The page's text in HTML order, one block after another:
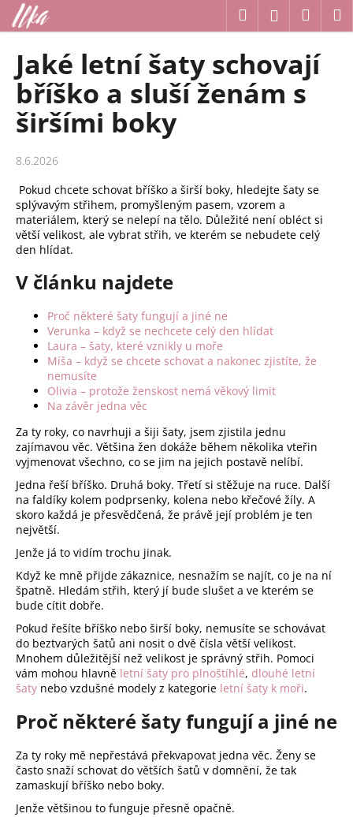
Přejít
na
obsah
Hledat Přihlášení
Jaké letní šaty schovají
bříško a sluší ženám s
širšími boky
8.6.2026
Pokud chcete schovat bříško a širší boky, hledejte šaty se
splývavým střihem, promyšleným pasem, vzorem a
materiálem, který se nelepí na tělo. Důležité není obléct si
větší velikost, ale vybrat střih, ve kterém se nebudete celý
den hlídat.
V článku najdete
Proč některé šaty fungují a jiné ne
Verunka – když se nechcete celý den hlídat
Laura – šaty, které vznikly u moře
Míša – když se chcete schovat a nakonec zjistíte, že
nemusíte
Olivia – protože ženskost nemá věkový limit
Na závěr jedna věc
Za ty roky, co navrhuji a šiji šaty, jsem zjistila jednu
zajímavou věc. Většina žen dokáže během několika vteřin
vyjmenovat všechno, co se jim na jejich postavě nelíbí.
Jedna řeší bříško. Druhá boky. Třetí si stěžuje na ruce. Další
na faldíky kolem podprsenky, kolena nebo křečové žíly. A
skoro každá je přesvědčená, že právě její problém je ten
největší.
Jenže já to vidím trochu jinak.
Když ke mně přijde zákaznice, nesnažím se najít, co je na ní
špatně. Hledám střih, který jí bude slušet a ve kterém se
bude cítit dobře.
Pokud řešíte bříško nebo širší boky, nemusíte se schovávat
do beztvarých šatů ani nosit o dvě čísla větší velikost.
Mnohem důležitější než velikost je správný střih. Pomoci
vám mohou hlavně letní šaty pro plnoštíhlé, dlouhé letní
šaty nebo vzdušné modely z kategorie letní šaty k moři.
Proč některé šaty fungují a jiné ne
Za ty roky mě nepřestává překvapovat jedna věc. Ženy se
často snaží schovat do větších šatů v domnění, že tak
zamaskují bříško nebo boky.
Jenže většinou to funguje přesně opačně.
o
C
o
p
t
ř
e
b
u
j
e
t
?
D
o
p
o
r
u
u
e
m
e